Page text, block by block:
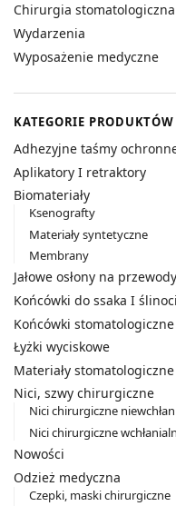
Chirurgia stomatologiczna
Wydarzenia
Wyposażenie medyczne
KATEGORIE PRODUKTÓW
Adhezyjne taśmy
Aplikatory I retraktory
Biomateriały
Ksenografty
Materiały syntetyczne
Membrany
Jałowe osłony na
Końcówki do ssaka I
Końcówki stomatologiczne
Łyżki wyciskowe
Materiały stomatologiczne
Nici, szwy chirurgiczne
Nici chirurgiczne
Nici chirurgiczne
Nowości
Odzież medyczna
Czepki, maski chirurgiczne